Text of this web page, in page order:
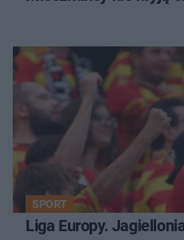
SPORT
Liga Europy.